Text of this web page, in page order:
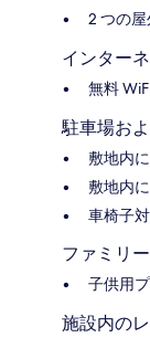
2 つの
インター
無料
駐車場お
敷地内
敷地内
車椅子
ファミリ
子供用
施設内の